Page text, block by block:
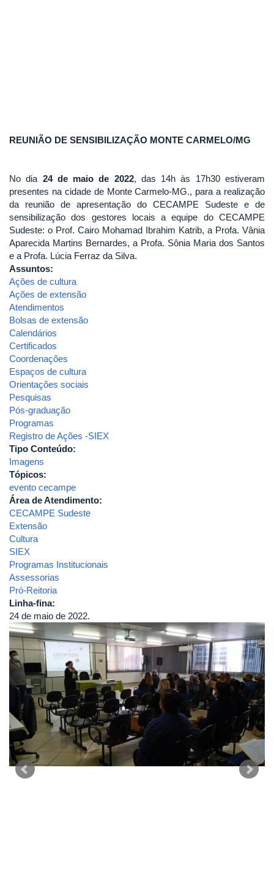
REUNIÃO DE SENSIBILIZAÇÃO MONTE CARMELO/MG
No dia 24 de maio de 2022, das 14h às 17h30 estiveram
presentes na cidade de Monte Carmelo-MG., para a realização
da reunião de apresentação do CECAMPE Sudeste e de
sensibilização dos gestores locais a equipe do CECAMPE
Sudeste: o Prof. Cairo Mohamad Ibrahim Katrib, a Profa. Vânia
Aparecida Martins Bernardes, a Profa. Sônia Maria dos Santos
e a Profa. Lúcia Ferraz da Silva.
Assuntos:
Ações de cultura
Ações de extensão
Atendimentos
Bolsas de extensão
Calendários
Certificados
Coordenações
Espaços de cultura
Orientações sociais
Pesquisas
Pós-graduação
Programas
Registro de Ações -SIEX
Tipo Conteúdo:
Imagens
Tópicos:
evento cecampe
Área de Atendimento:
CECAMPE Sudeste
Extensão
Cultura
SIEX
Programas Institucionais
Assessorias
Pró-Reitoria
Linha-fina:
24 de maio de 2022.